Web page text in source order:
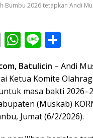
Bumbu 2026 tetapkan Andi
E
ai
l
W
at
s
A
p
Li
e ar
e
Batulicin – Andi
Ketua Komite
masa bakti
(Muskab)
Jumat (6/2/2026).